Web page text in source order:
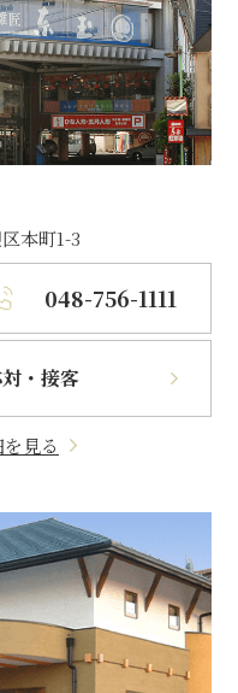
本町1-3
048-756-1111
・接客
見る